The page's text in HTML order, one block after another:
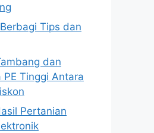
Tips dan
dan
Tinggi Antara
Pertanian